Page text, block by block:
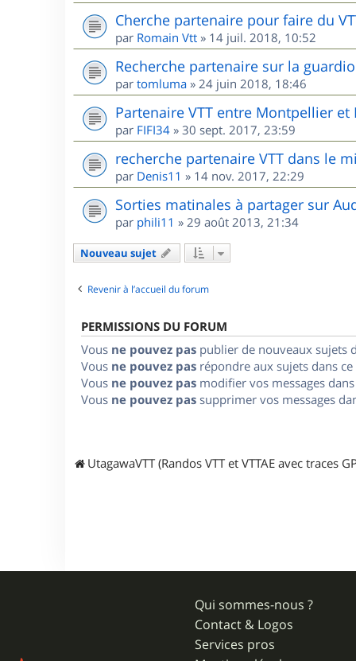
Cherche partenaire pour faire du
par Romain Vtt » 14 juil. 2018, 10:52
Recherche partenaire sur la
par tomluma » 24 juin 2018, 18:46
Partenaire VTT entre Montpellier et
par FIFI34 » 30 sept. 2017, 23:59
recherche partenaire VTT dans le
par Denis11 » 14 nov. 2017, 22:29
Sorties matinales à partager sur
par phili11 » 29 août 2013, 21:34
Nouveau sujet
Revenir à l’accueil du forum
PERMISSIONS DU FORUM
Vous ne pouvez pas publier de nouveaux sujets
Vous ne pouvez pas répondre aux sujets dans
Vous ne pouvez pas modifier vos messages
Vous ne pouvez pas supprimer vos messages
UtagawaVTT (Randos VTT et VTTAE avec traces
Qui sommes-nous ?
Contact & Logos
Services pros